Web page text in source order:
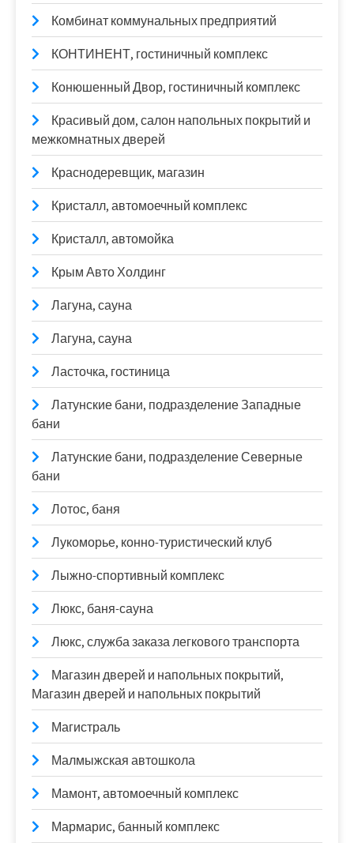
Комбинат коммунальных предприятий
КОНТИНЕНТ, гостиничный комплекс
Конюшенный Двор, гостиничный комплекс
Красивый дом, салон напольных покрытий и
межкомнатных дверей
Краснодеревщик, магазин
Кристалл, автомоечный комплекс
Кристалл, автомойка
Крым Авто Холдинг
Лагуна, сауна
Лагуна, сауна
Ласточка, гостиница
Латунские бани, подразделение Западные
бани
Латунские бани, подразделение Северные
бани
Лотос, баня
Лукоморье, конно-туристический клуб
Лыжно-спортивный комплекс
Люкс, баня-сауна
Люкс, служба заказа легкового транспорта
Магазин дверей и напольных покрытий,
Магазин дверей и напольных покрытий
Магистраль
Малмыжская автошкола
Мамонт, автомоечный комплекс
Мармарис, банный комплекс